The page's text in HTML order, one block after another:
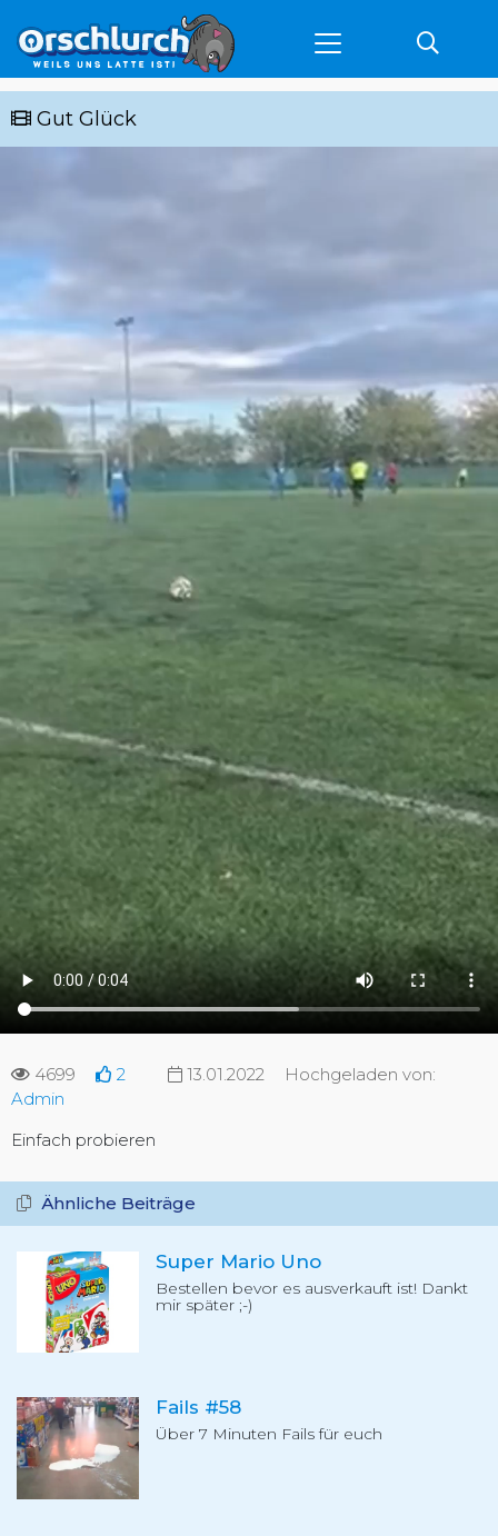
Gut Glück
4699 2 13.01.2022
Hochgeladen von:
Admin
Einfach probieren
Ähnliche Beiträge
Super Mario Uno
Bestellen bevor es ausverkauft ist! Dankt
mir später ;-)
Fails #58
Über 7 Minuten Fails für euch